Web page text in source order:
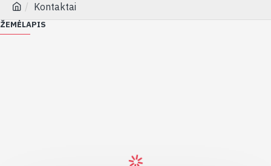
Kontaktai
ŽEMĖLAPIS